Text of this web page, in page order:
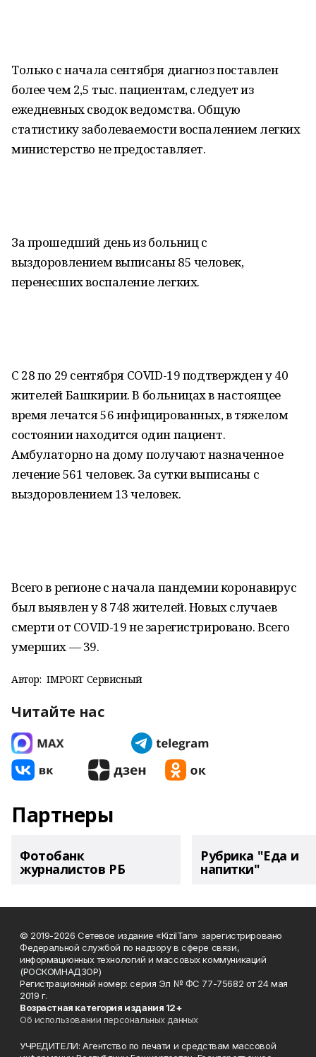
Только с начала сентября диагноз поставлен
более чем 2,5 тыс. пациентам, следует из
ежедневных сводок ведомства. Общую
статистику заболеваемости воспалением легких
министерство не предоставляет.
За прошедший день из больниц с
выздоровлением выписаны 85 человек,
перенесших воспаление легких.
С 28 по 29 сентября COVID-19 подтвержден у 40
жителей Башкирии. В больницах в настоящее
время лечатся 56 инфицированных, в тяжелом
состоянии находится один пациент.
Амбулаторно на дому получают назначенное
лечение 561 человек. За сутки выписаны с
выздоровлением 13 человек.
Всего в регионе с начала пандемии коронавирус
был выявлен у 8 748 жителей. Новых случаев
смерти от COVID-19 не зарегистрировано. Всего
умерших — 39.
Автор: IMPORT Сервисный
Читайте нас
Партнеры
Фотобанк
журналистов РБ
Рубрика "Еда и
напитки"
© 2019-2026 Сетевое издание «KizilTan» зарегистрировано
Федеральной службой по надзору в сфере связи,
информационных технологий и массовых коммуникаций
(РОСКОМНАДЗОР)
Регистрационный номер: серия Эл № ФС 77-75682 от 24 мая
2019 г.
Возрастная категория издания 12+
Об использовании персональных данных
УЧРЕДИТЕЛИ: Агентство по печати и средствам массовой